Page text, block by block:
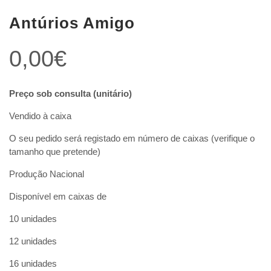
Antúrios Amigo
0,00€
Preço sob consulta (unitário)
Vendido à caixa
O seu pedido será registado em número de caixas (verifique o
tamanho que pretende)
Produção Nacional
Disponível em caixas de
10 unidades
12 unidades
16 unidades